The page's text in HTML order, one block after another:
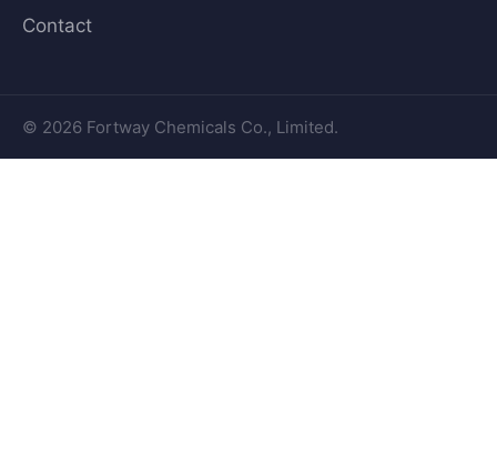
Contact
© 2026 Fortway Chemicals Co., Limited.